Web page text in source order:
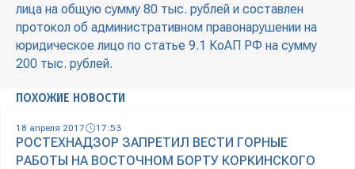
лица на общую сумму 80 тыс. рублей и составлен
протокол об административном правонарушении на
юридическое лицо по статье 9.1 КоАП РФ на сумму
200 тыс. рублей.
ПОХОЖИЕ НОВОСТИ
18 апреля 2017 17:53
РОСТЕХНАДЗОР ЗАПРЕТИЛ ВЕСТИ ГОРНЫЕ
РАБОТЫ НА ВОСТОЧНОМ БОРТУ КОРКИНСКОГО